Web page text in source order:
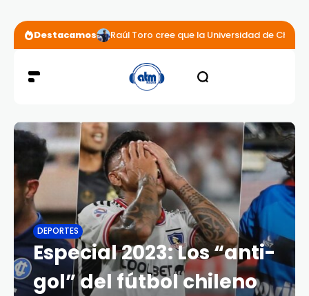
Destacamos Raúl Toro cree que la Universidad de Chile
DEPORTES
Especial 2023: Los “anti-
gol” del fútbol chileno